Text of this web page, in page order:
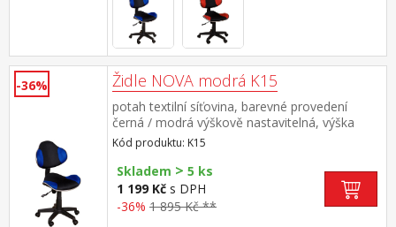
-36% Židle NOVA modrá K15
potah textilní síťovina, barevné provedení
černá / modrá výškově nastavitelná, výška
sedu 39-48 cm nastavitelná tuhost opěrky zad,
výška opěrky 45 cm doporučená nosnost do
100 kg
Kód produktu: K15
Skladem > 5 ks
1 199 Kč s DPH
-36% 1 895 Kč **